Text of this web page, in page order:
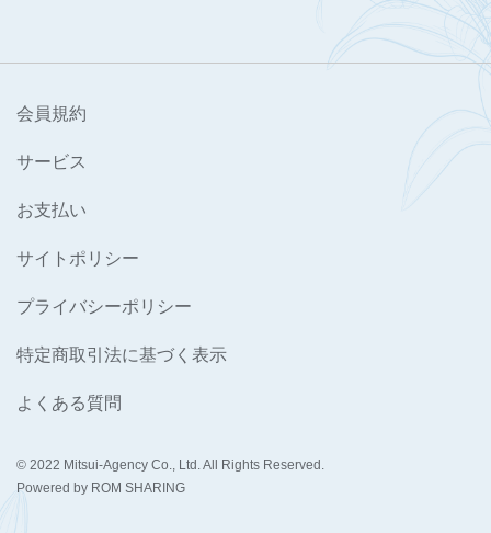
会員規約
サービス
お支払い
サイトポリシー
プライバシーポリシー
特定商取引法に基づく表示
よくある質問
© 2022 Mitsui-Agency Co., Ltd. All Rights Reserved.
Powered by ROM SHARING